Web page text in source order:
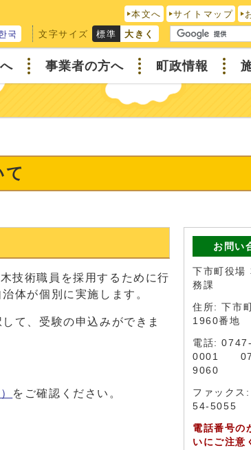
本文へ サイトマップ
국 文字サイズ 標準 大きく
事業者の方へ 町政情報
て
技術職員を採用するために行
体が個別に実施します。
て、受験の申込みができま
をご確認ください。
お問い
下市町役場
務課
住所: 下市
1960番地
電話:
0001
9060
ファックス
54-5055
電話番号の
いにご注意